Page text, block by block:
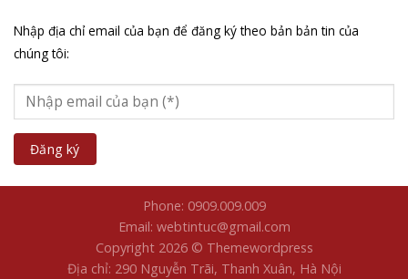
Nhập địa chỉ email của bạn để đăng ký theo bản bản tin của
chúng tôi:
Phone: 0909.009.009
Email: webtintuc@gmail.com
Copyright 2026 © Themewordpress
Địa chỉ: 290 Nguyễn Trãi, Thanh Xuân, Hà Nội